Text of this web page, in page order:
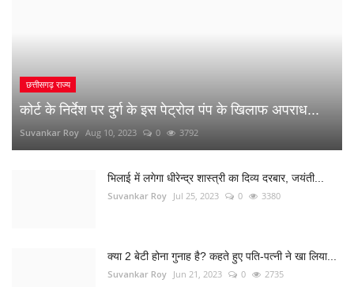
छत्तीसगढ़ राज्य
कोर्ट के निर्देश पर दुर्ग के इस पेट्रोल पंप के खिलाफ अपराध...
Suvankar Roy Aug 10, 2023 0 3792
भिलाई में लगेगा धीरेन्द्र शास्त्री का दिव्य दरबार, जयंती...
Suvankar Roy Jul 25, 2023 0 3380
क्या 2 बेटी होना गुनाह है? कहते हुए पति-पत्नी ने खा लिया...
Suvankar Roy Jun 21, 2023 0 2735